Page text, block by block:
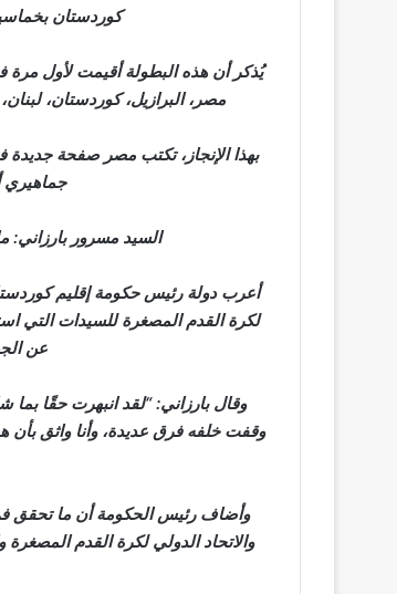
كوردستان بخماسية نظيفة (5-0) في مباراة
مصر، البرازيل، كوردستان،
بهذا الإنجاز، تكتب مصر صفحة جديدة
جماهيري
السيد مسرور بارزاني:
أعرب دولة رئيس حكومة إقليم
لكرة القدم المصغرة للسيدات التي
عن
وقال بارزاني: “لقد انبهرت حقًا بما
وقفت خلفه فرق عديدة، وأنا واثق
وأضاف رئيس الحكومة أن ما تحقق في
والاتحاد الدولي لكرة القدم المصغرة